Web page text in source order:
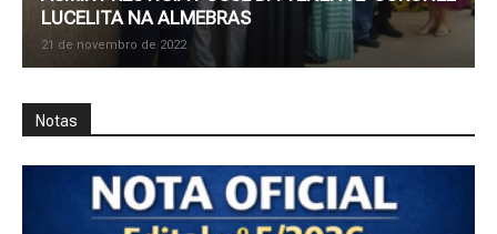
LUCELITA NA ALMEBRAS
21 de novembro de 2022
Notas